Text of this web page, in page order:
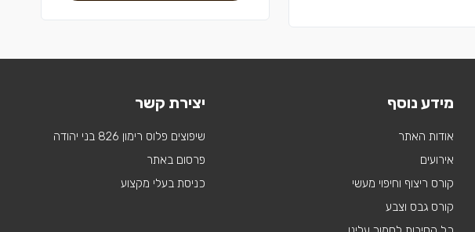
מידע נוסף
אודות האתר
אירועים
קורס ריצוף וחיפוי מעשי
קורס גבס וצבע
יצירת קשר
שיפוצים פלוס רימון 826 בני יהודה
פרסום באתר
כניסת בעלי מקצוע